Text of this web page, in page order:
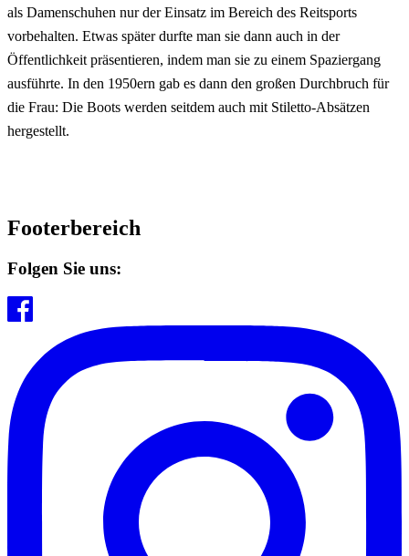
als Damenschuhen nur der Einsatz im Bereich des Reitsports
vorbehalten. Etwas später durfte man sie dann auch in der
Öffentlichkeit präsentieren, indem man sie zu einem Spaziergang
ausführte. In den 1950ern gab es dann den großen Durchbruch für
die Frau: Die Boots werden seitdem auch mit Stiletto-Absätzen
hergestellt.
Footerbereich
Folgen Sie uns: